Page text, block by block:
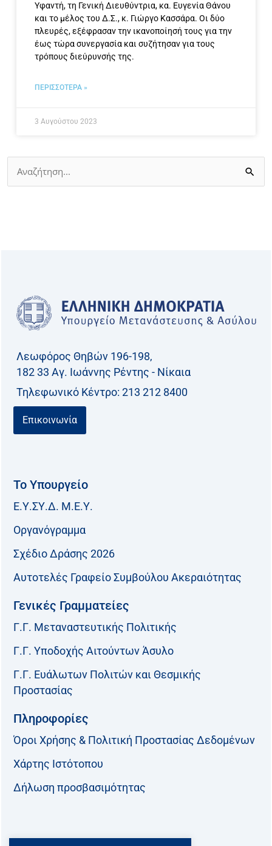
Υφαντή, τη Γενική Διευθύντρια, κα. Ευγενία Θάνου
και το μέλος του Δ.Σ., κ. Γιώργο Κασσάρα. Οι δύο
πλευρές, εξέφρασαν την ικανοποίησή τους για την
έως τώρα συνεργασία και συζήτησαν για τους
τρόπους διεύρυνσής της.
ΠΕΡΙΣΣΟΤΕΡΑ »
3 Αυγούστου 2023
Αναζήτηση
για:
Λεωφόρος Θηβών 196-198,
182 33 Aγ. Ιωάννης Ρέντης - Νίκαια
Τηλεφωνικό Kέντρο: 213 212 8400
Επικοινωνία
Το Υπουργείο
Ε.Υ.ΣΥ.Δ. Μ.Ε.Υ.
Οργανόγραμμα
Σχέδιο Δράσης 2026
Αυτοτελές Γραφείο Συμβούλου Ακεραιότητας
Γενικές Γραμματείες
Γ.Γ. Μεταναστευτικής Πολιτικής
Γ.Γ. Υποδοχής Αιτούντων Άσυλο
Γ.Γ. Ευάλωτων Πολιτών και Θεσμικής
Προστασίας
Πληροφορίες
Όροι Χρήσης & Πολιτική Προστασίας Δεδομένων
Χάρτης Ιστότοπου
Δήλωση προσβασιμότητας